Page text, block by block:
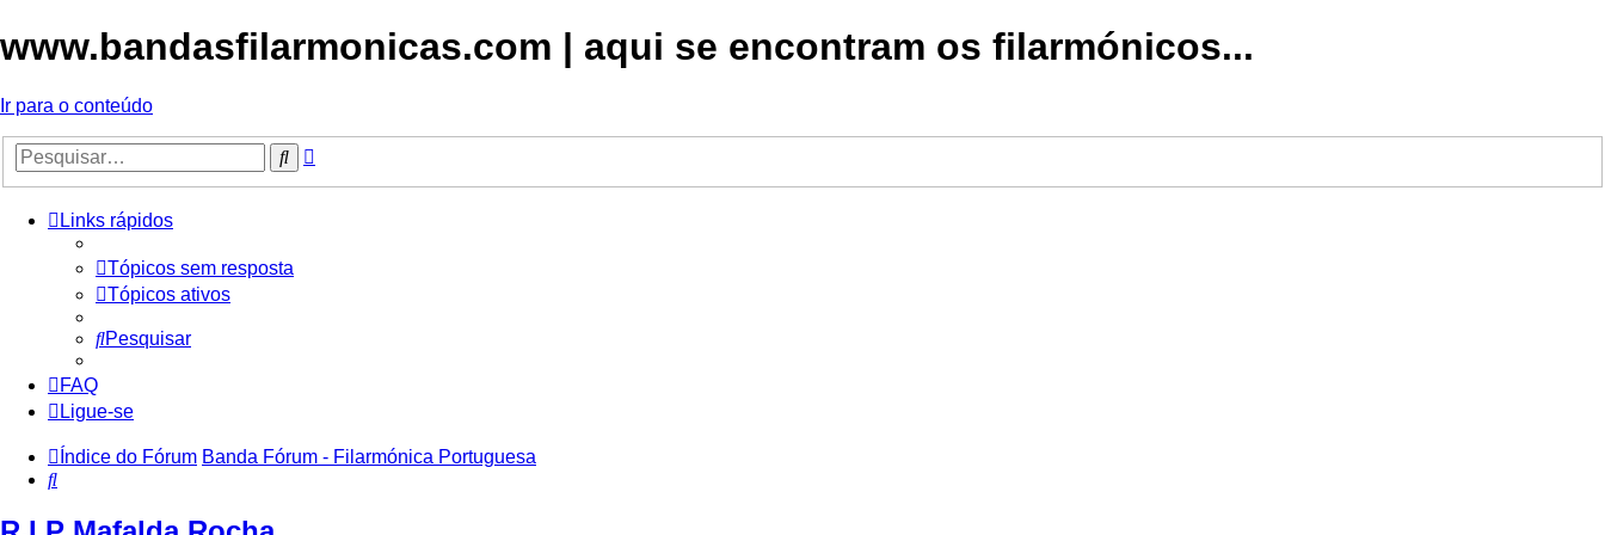
www.bandasfilarmonicas.com | aqui se encontram os filarmónicos...
Ir para o conteúdo
Pesquisar
Links rápidos
Tópicos sem resposta
Tópicos ativos
Pesquisar
FAQ
Ligue-se
Índice do Fórum Banda Fórum - Filarmónica Portuguesa
Pesquisar